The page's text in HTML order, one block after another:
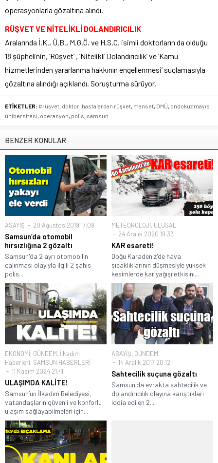
operasyonlarla gözaltına alındı.
RÜŞVET VE NİTELİKLİ DOLANDIRICILIK
Aralarında İ.K., Ü.B., M.G.Ö. ve H.S.C. isimli doktorların da olduğu
18 şüphelinin, ‘Rüşvet’ , ‘Nitelikli Dolandırıcılık’ ve ‘Kamu
hizmetlerinden yararlanma hakkının engellenmesi’ suçlamasıyla
gözaltına alındığı açıklandı. Soruşturma sürüyor.
ETİKETLER: #rüşvet doktor hastalardan rüşvet manset OMÜ ondokuz mayıs
ünibersitesi operasyon polis samsun
BENZER KONULAR
ASAYİŞ 20 Ağustos 2019 17:09
Samsun’da otomobil
hırsızlığına 2 gözaltı
Samsun'da 2 ayrı otomobilin
çalınması olayıyla ilgili 2 şahıs
polis...
METEOROLOJİ, ULUSAL
24 Aralık 2020 19:33
KAR esareti!
Doğu Karadeniz'de hava
sıcaklıklarının düşmesiyle yüksek
kesimlerde kar yağışı etkisini...
EKONOMİ, GÜNDEM, İlkadım
Haberleri, SAMSUN HABERLERİ
11 Kasım 2024 21:41
ULAŞIMDA KALİTE!
Samsun’un İlkadım Belediyesi,
vatandaşların güvenli ve konforlu
ulaşım sağlayabilmeleri için...
ASAYİŞ, GÜNDEM
14 Aralık 2017 20:12
Sahtecilik suçuna gözaltı
Samsun'da evrakta sahtecilik ve
dolandırıcılık olayına karıştıkları
iddia edilen 2...